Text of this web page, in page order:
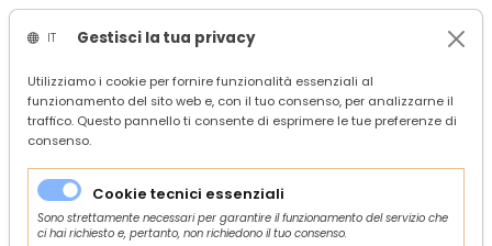
/ Confindustria Ascoli Piceno
/ search
/
17 ARTICOLI
ORDINA E FILTRA
IT Gestisci la tua privacy
Utilizziamo i cookie per fornire funzionalità essenziali al
funzionamento del sito web e, con il tuo consenso, per analizzarne il
traffico. Questo pannello ti consente di esprimere le tue preferenze di
consenso.
Cookie tecnici essenziali
Sono strettamente necessari per garantire il funzionamento del servizio che
ci hai richiesto e, pertanto, non richiedono il tuo consenso.